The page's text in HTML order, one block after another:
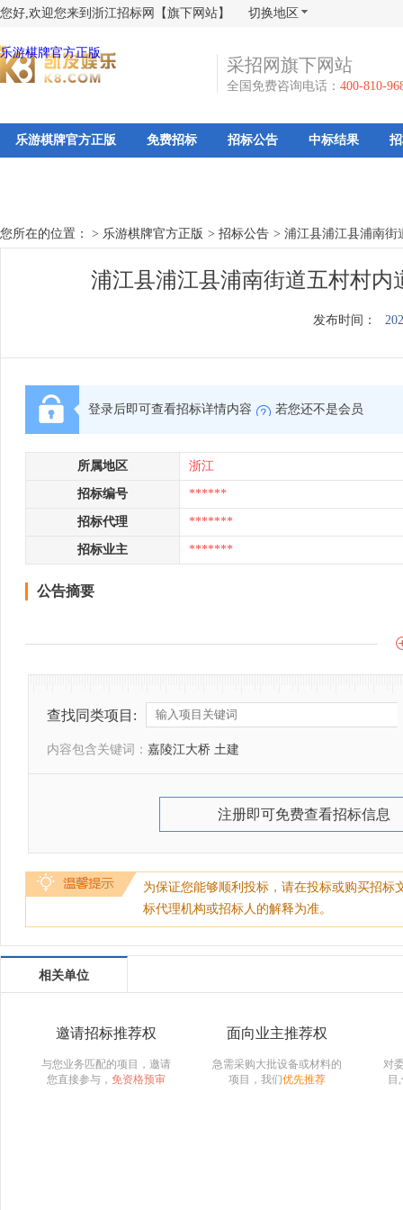
您好,欢迎您来到浙江招标网【旗下网站】 切换地区
乐游棋牌官方正版
采招网旗下网站
全国免费咨询电话： 400-810-
乐游棋牌官方正版 免费招标 招标公告 中标结果
您所在的位置： > 乐游棋牌官方正版 > 招标公告 > 浦江县浦江县浦南街
浦江县浦江县浦南街道五村村
发布时间：
登录后即可查看招标详情内容 若您还不是会员
所属地区 浙江
招标编号 ******
招标代理 *******
招标业主 *******
公告摘要
查找同类项目:
内容包含关键词： 嘉陵江大桥 土建
注册即可免费查看招标信息
为保证您能够顺利投标，请在投标或购买招
标代理机构或招标人的解释为准。
相关单位
邀请招标推荐权
与您业务匹配的项目，邀请
您直接参与， 免资格预审
面向业主推荐权
急需采购大批设备或材料的
项目，我们优先推荐
对
目